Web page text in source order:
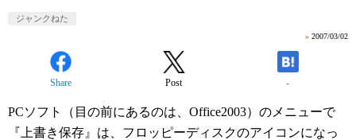
ジャンクねた
» 2007/03/02
Share Post -
PCソフト（目の前にあるのは、Office2003）のメニューで
『上書き保存』は、フロッピーディスクのアイコンになっ